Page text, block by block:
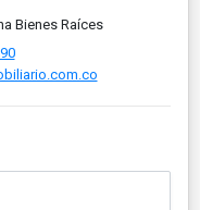
Bienes Raíces